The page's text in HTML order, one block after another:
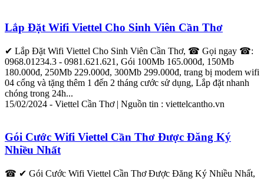
Lắp Đặt Wifi Viettel Cho Sinh Viên Cần Thơ
✔ Lắp Đặt Wifi Viettel Cho Sinh Viên Cần Thơ, ☎ Gọi ngay ☎:
0968.01234.3 - 0981.621.621, Gói 100Mb 165.000đ, 150Mb
180.000đ, 250Mb 229.000đ, 300Mb 299.000đ, trang bị modem wifi
04 cổng và tặng thêm 1 đến 2 tháng cước sử dụng, Lắp đặt nhanh
chóng trong 24h...
15/02/2024 - Viettel Cần Thơ| Nguồn tin : viettelcantho.vn
Gói Cước Wifi Viettel Cần Thơ Được Đăng Ký
Nhiều Nhất
☎ ✔ Gói Cước Wifi Viettel Cần ThơĐược Đăng Ký Nhiều Nhất,